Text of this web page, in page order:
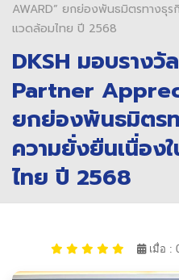
AWARD” ยกย่องพันธมิตรทางธุ
แวดล้อมไทย ปี 2568
DKSH มอบราง
Partner
ยกย่องพันธมิตร
ความยั่งยืนเนื่อง
ไทย ปี 2568
เมื่อ :